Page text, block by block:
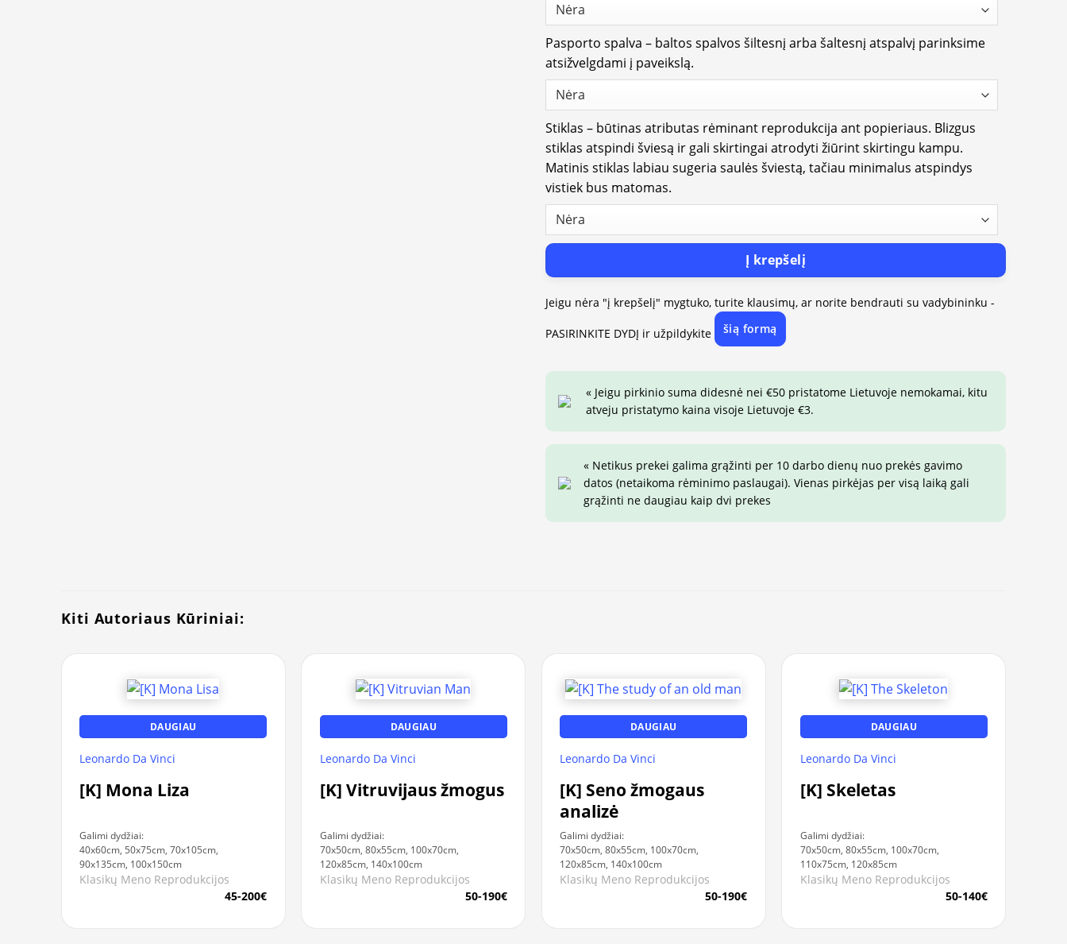
Pasporto spalva – baltos spalvos šiltesnį arba šaltesnį atspalvį parinksime
atsižvelgdami į paveikslą.
Stiklas – būtinas atributas rėminant reprodukcija ant popieriaus. Blizgus
stiklas atspindi šviesą ir gali skirtingai atrodyti žiūrint skirtingu kampu.
Matinis stiklas labiau sugeria saulės šviestą, tačiau minimalus atspindys
vistiek bus matomas.
Į krepšelį
Jeigu nėra "į krepšelį" mygtuko, turite klausimų, ar norite bendrauti su vadybininku -
PASIRINKITE DYDĮ ir užpildykite šią formą
« Jeigu pirkinio suma didesnė nei €50 pristatome Lietuvoje nemokamai, kitu
atveju pristatymo kaina visoje Lietuvoje €3.
« Netikus prekei galima grąžinti per 10 darbo dienų nuo prekės gavimo
datos (netaikoma rėminimo paslaugai). Vienas pirkėjas per visą laiką gali
grąžinti ne daugiau kaip dvi prekes
Kiti Autoriaus Kūriniai:
DAUGIAU
Leonardo Da Vinci
[K] Mona Liza
Galimi dydžiai:
40x60cm, 50x75cm, 70x105cm,
90x135cm, 100x150cm
Klasikų Meno Reprodukcijos
45-200€
DAUGIAU
Leonardo Da Vinci
[K] Vitruvijaus žmogus
Galimi dydžiai:
70x50cm, 80x55cm, 100x70cm,
120x85cm, 140x100cm
Klasikų Meno Reprodukcijos
50-190€
DAUGIAU
Leonardo Da Vinci
[K] Seno žmogaus
analizė
Galimi dydžiai:
70x50cm, 80x55cm, 100x70cm,
120x85cm, 140x100cm
Klasikų Meno Reprodukcijos
50-190€
DAUGIAU
Leonardo Da Vinci
[K] Skeletas
Galimi dydžiai:
70x50cm, 80x55cm, 100x70cm,
110x75cm, 120x85cm
Klasikų Meno Reprodukcijos
50-140€